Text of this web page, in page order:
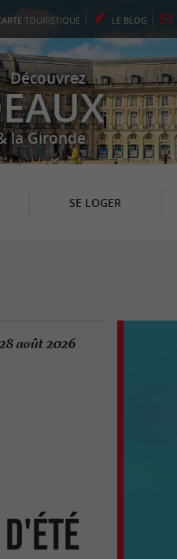
TOURISTIQUE LE BLOG
Découvrez
la Gironde
SE LOGER
août 2026